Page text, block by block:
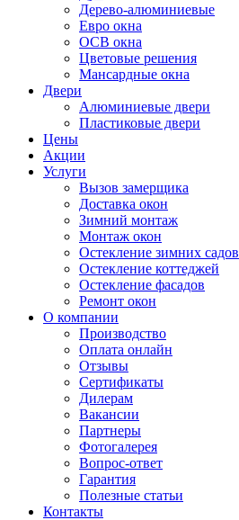
Дерево-алюминиевые
Евро окна
ОСВ окна
Цветовые решения
Мансардные окна
Двери
Алюминиевые двери
Пластиковые двери
Цены
Акции
Услуги
Вызов замерщика
Доставка окон
Зимний монтаж
Монтаж окон
Остекление зимних садов
Остекление коттеджей
Остекление фасадов
Ремонт окон
О компании
Производство
Оплата онлайн
Отзывы
Сертификаты
Дилерам
Вакансии
Партнеры
Фотогалерея
Вопрос-ответ
Гарантия
Полезные статьи
Контакты